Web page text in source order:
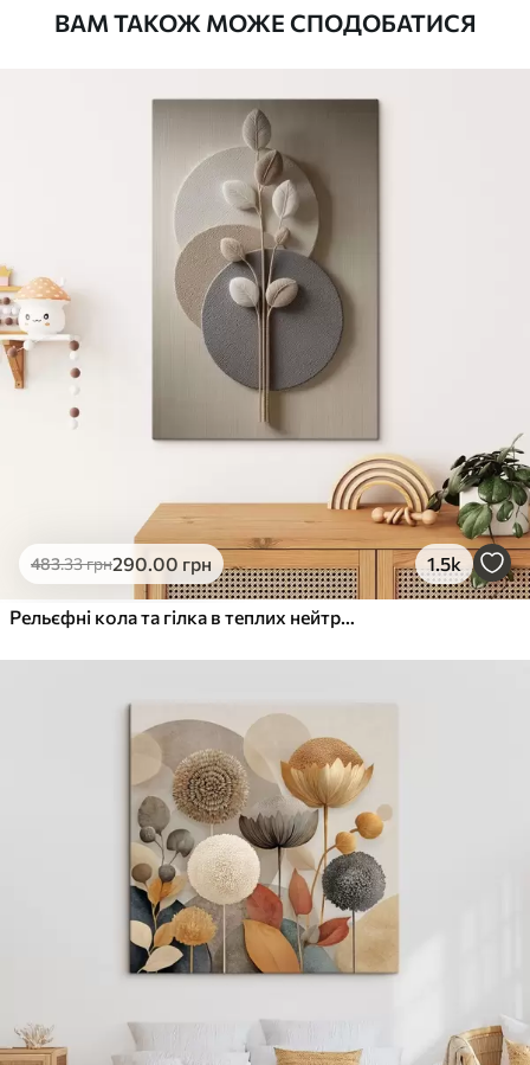
Яскраві, насичені кольори
Стійкість до вицвітання
Безпечне чорнило без запаху
Поверхня з текстурою полотна
Екологічний матеріал
Преміум
Від363
Яскраві, насичені кольори
Стійкість до вицвітання
Безпечне чорнило без запаху
Поверхня з текстурою полотна
Еко-Преміум
.00грн
✓Яскраві, насичені кольори
Поверхня з текстурою полотна
Екологічний матеріал
ВАМ ТАКОЖ МОЖЕ СПОДОБАТИСЯ
483.33грн290.00 грн 1.5k
Рельєфні кола та гілка в теплих нейтральних тонах